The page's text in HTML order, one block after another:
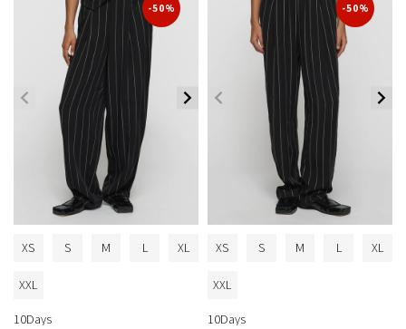
-50%
XS S M L XL
XXL
10Days
-50%
XS S M L XL
XXL
10Days